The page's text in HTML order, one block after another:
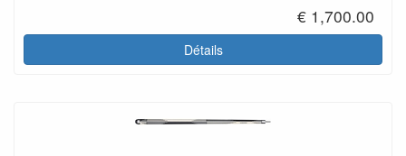
€ 1,700.00
Détails